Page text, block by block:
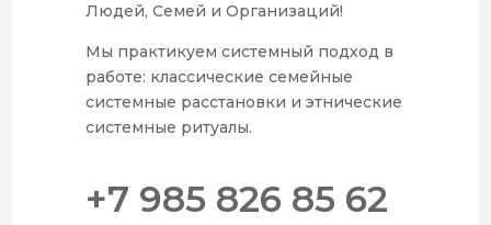
Людей, Семей и Организаций!
Мы практикуем системный подход в
работе: классические семейные
системные расстановки и этнические
системные ритуалы.
+7 985 826 85 62